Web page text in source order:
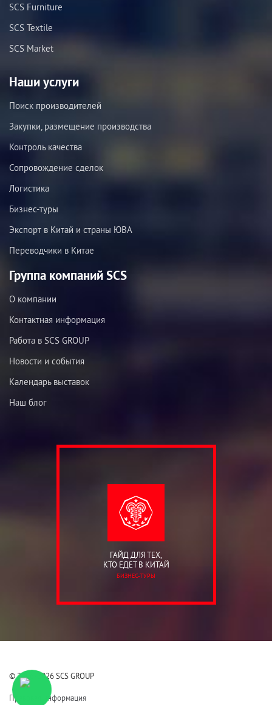
SCS Furniture
SCS Textile
SCS Market
Наши услуги
Поиск производителей
Закупки, размещение производства
Контроль качества
Сопровождение сделок
Логистика
Бизнес-туры
Экспорт в Китай и страны ЮВА
Переводчики в Китае
Группа компаний SCS
О компании
Контактная информация
Работа в SCS GROUP
Новости и события
Календарь выставок
Наш блог
ГАЙД ДЛЯ ТЕХ,
КТО ЕДЕТ В КИТАЙ
БИЗНЕС-ТУРЫ
© 2006-2026 SCS GROUP
Правовая информация